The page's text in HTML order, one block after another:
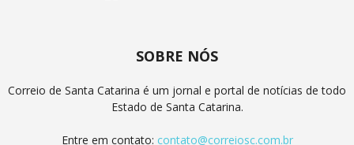
SOBRE NÓS
Correio de Santa Catarina é um jornal e portal de notícias de todo
Estado de Santa Catarina.
Entre em contato: contato@correiosc.com.br